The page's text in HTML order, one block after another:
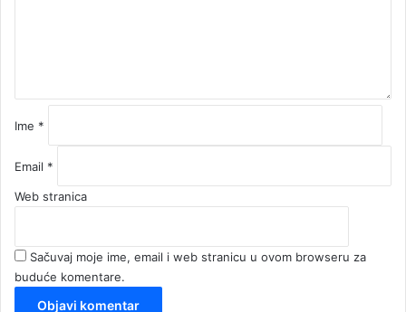
Ime *
Email *
Web stranica
Sačuvaj moje ime, email i web stranicu u ovom browseru za
buduće komentare.